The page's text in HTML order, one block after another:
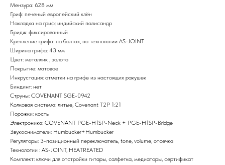
Мензура: 628 мм
Гриф: печеный европейский клён
Накладка на гриф: индийский палисандр
Бридж: фиксированный
Крепление грифа: на болтах, по технологии AS-JOINT
Ширина грифа: 43 мм
Цвет: металлик , золото
Покрытие: матовое
Инкрустация: отметки на грифе из настоящих ракушек
Биндинг: нет
Струны: COVENANT SGE-0942
Колковая система: литые, Covenant T2P 1:21
Порожки: кость
Электроника: COVENANT PGE-H1SP-Neck + PGE-H1SP-Bridge
Звукосниматели: Humbucker+Humbucker
Регуляторы: 3-позиционный переключатель, tone, volume, отсечка
Технологии : AS-JOINT, HEATREATED
Комплект: ключи для отстройки гитары, салфетка, медиаторы, сертификат